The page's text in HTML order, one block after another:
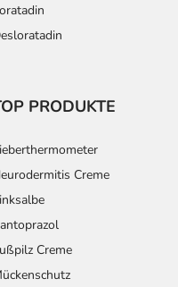
PRODUKTE
Creme
Creme